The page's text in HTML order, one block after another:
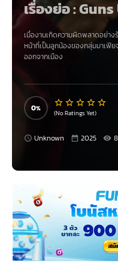
เรื่องย่อ :
เมื่องานเกิดความผิดพลาดอย่าง
หน้าที่เป็นลูกน้องของกลุ่มมาเฟีย
ออกจากเมือง
0 (No Ratings Yet)
Unknown 2025